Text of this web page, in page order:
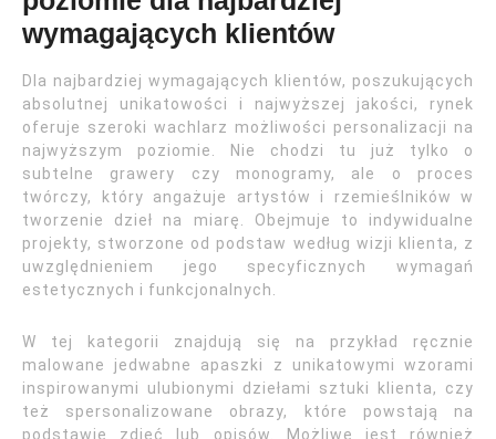
wymagających klientów
Dla najbardziej wymagających klientów, poszukujących
absolutnej unikatowości i najwyższej jakości, rynek
oferuje szeroki wachlarz możliwości personalizacji na
najwyższym poziomie. Nie chodzi tu już tylko o
subtelne grawery czy monogramy, ale o proces
twórczy, który angażuje artystów i rzemieślników w
tworzenie dzieł na miarę. Obejmuje to indywidualne
projekty, stworzone od podstaw według wizji klienta, z
uwzględnieniem jego specyficznych wymagań
estetycznych i funkcjonalnych.
W tej kategorii znajdują się na przykład ręcznie
malowane jedwabne apaszki z unikatowymi wzorami
inspirowanymi ulubionymi dziełami sztuki klienta, czy
też spersonalizowane obrazy, które powstają na
podstawie zdjęć lub opisów. Możliwe jest również